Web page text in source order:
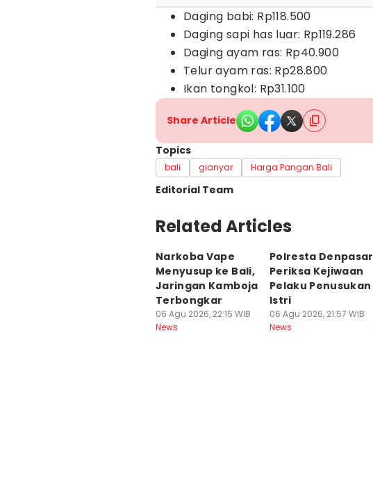
Daging babi: Rp118.500
Daging sapi has luar: Rp119.286
Daging ayam ras: Rp40.900
Telur ayam ras: Rp28.800
Ikan tongkol: Rp31.100
Share Article
Topics
bali gianyar Harga Pangan Bali
Editorial Team
Editor
Ni Komang Yuko Utami
Editor
Irma Yudistirani
Related Articles
Narkoba Vape
Menyusup ke Bali,
Jaringan Kamboja
Terbongkar
06 Agu 2026, 22:15 WIB
News
Polresta Denpasar
Periksa Kejiwaan
Pelaku Penusukan
Istri
06 Agu 2026, 21:57 WIB
News